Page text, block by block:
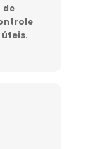
de
úteis.